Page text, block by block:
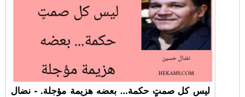
ليس كل صمتٍ حكمة... بعضه هزيمة مؤجلة. - نضال